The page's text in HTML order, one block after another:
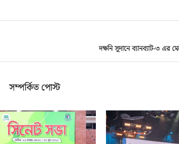
দক্ষনি সুদানে ব্যানব্যাট-৩ এর
সম্পর্কিত পোস্ট